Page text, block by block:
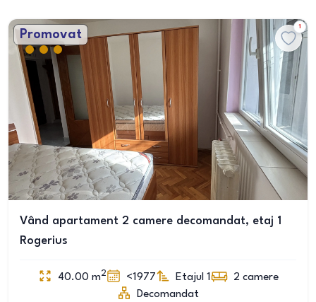
Promovat
1
Vând apartament 2 camere decomandat, etaj 1
Rogerius
40.00 m2 <1977 Etajul 1 2 camere
Decomandat